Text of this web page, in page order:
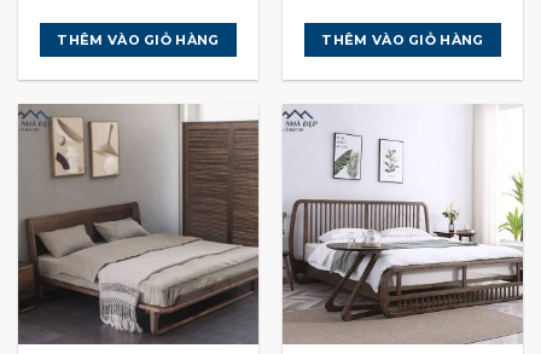
THÊM VÀO GIỎ HÀNG THÊM VÀO GIỎ HÀNG